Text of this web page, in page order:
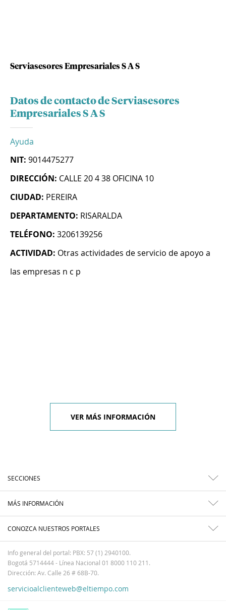
Serviasesores Empresariales S A S
Datos de contacto de Serviasesores
Empresariales S A S
Ayuda
NIT: 9014475277
DIRECCIÓN: CALLE 20 4 38 OFICINA 10
CIUDAD: PEREIRA
DEPARTAMENTO: RISARALDA
TELÉFONO: 3206139256
ACTIVIDAD: Otras actividades de servicio de apoyo a
las empresas n c p
VER MÁS INFORMACIÓN
SECCIONES
MÁS INFORMACIÓN
CONOZCA NUESTROS PORTALES
Info general del portal: PBX: 57 (1) 2940100.
Bogotá 5714444 - Línea Nacional 01 8000 110 211.
Dirección: Av. Calle 26 # 68B-70.
servicioalclienteweb@eltiempo.com